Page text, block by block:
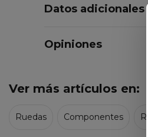
Datos adicionales
Opiniones
Ver más artículos en:
Ruedas Componentes